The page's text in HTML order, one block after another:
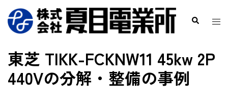
東芝 TIKK-FCKNW11 45kw 2P
440Vの分解・整備の事例